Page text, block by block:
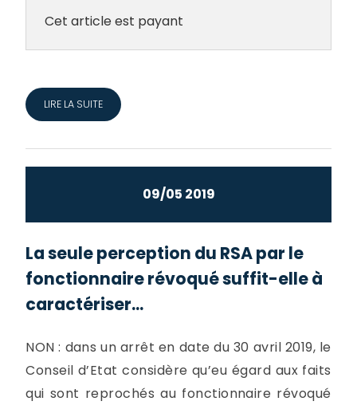
Cet article est payant
LIRE LA SUITE
09/05 2019
La seule perception du RSA par le
fonctionnaire révoqué suffit-elle à
caractériser...
NON : dans un arrêt en date du 30 avril 2019, le
Conseil d’Etat considère qu’eu égard aux faits
qui sont reprochés au fonctionnaire révoqué